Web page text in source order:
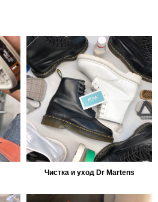
Чистка и уход Dr Martens